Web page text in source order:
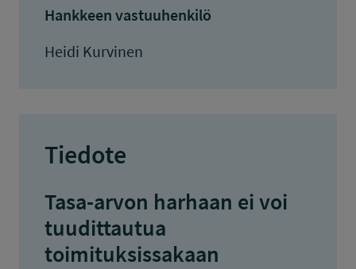
Hankkeen vastuuhenkilö
Heidi Kurvinen
Tiedote
Tasa-arvon harhaan ei voi
tuudittautua
toimituksissakaan